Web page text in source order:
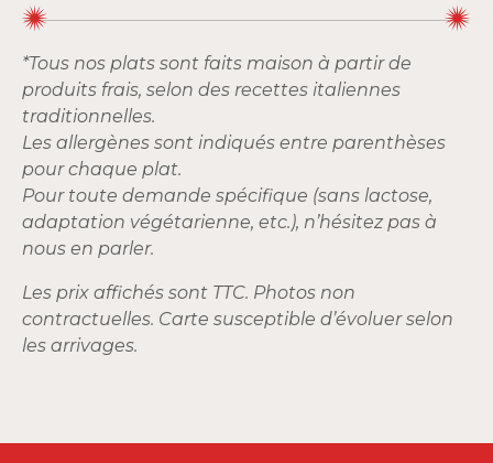
*Tous nos plats sont faits maison à partir de
produits frais, selon des recettes italiennes
traditionnelles.
Les allergènes sont indiqués entre parenthèses
pour chaque plat.
Pour toute demande spécifique (sans lactose,
adaptation végétarienne, etc.), n’hésitez pas à
nous en parler.
Les prix affichés sont TTC. Photos non
contractuelles. Carte susceptible d’évoluer selon
les arrivages.